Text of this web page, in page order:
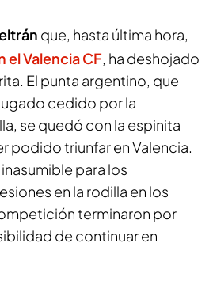
que, hasta última hora,
Valencia CF, ha deshojado
El punta argentino, que
cedido por la
se quedó con la espinita
podido triunfar en Valencia.
para los
en la rodilla en los
terminaron por
de continuar en